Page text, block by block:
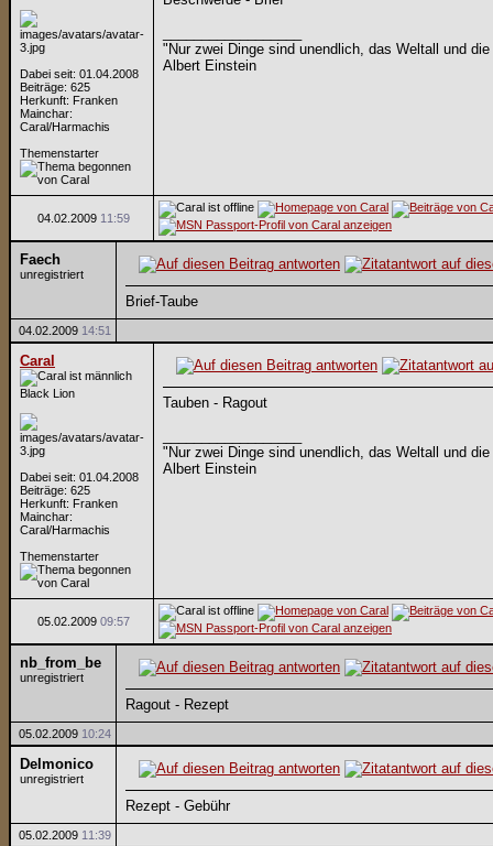
Dabei seit: 01.04.2008
Beiträge: 625
Herkunft: Franken
Mainchar:
Caral/Harmachis
Themenstarter
"Nur zwei Dinge sind unendlich, das Weltall und
Albert Einstein
04.02.2009 11:59
Faech
unregistriert
Brief-Taube
04.02.2009 14:51
Caral
Black Lion
Dabei seit: 01.04.2008
Beiträge: 625
Herkunft: Franken
Mainchar:
Caral/Harmachis
Themenstarter
Tauben - Ragout
"Nur zwei Dinge sind unendlich, das Weltall und
Albert Einstein
05.02.2009 09:57
nb_from_be
unregistriert
Ragout - Rezept
05.02.2009 10:24
Delmonico
unregistriert
Rezept - Gebühr
05.02.2009 11:39